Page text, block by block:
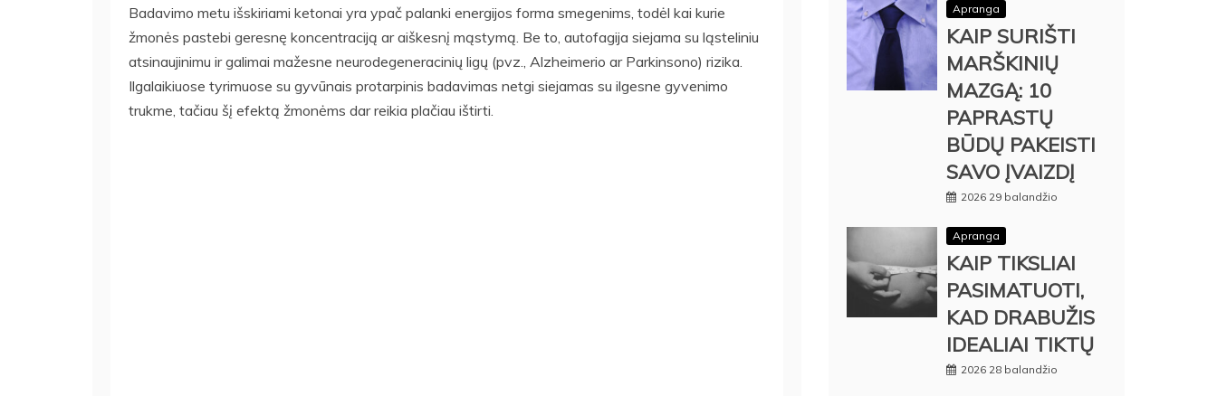
Badavimo metu išskiriami ketonai yra ypač palanki energijos forma smegenims, todėl kai kurie
žmonės pastebi geresnę koncentraciją ar aiškesnį mąstymą. Be to, autofagija siejama su ląsteliniu
atsinaujinimu ir galimai mažesne neurodegeneracinių ligų (pvz., Alzheimerio ar Parkinsono) rizika.
Ilgalaikiuose tyrimuose su gyvūnais protarpinis badavimas netgi siejamas su ilgesne gyvenimo
trukme, tačiau šį efektą žmonėms dar reikia plačiau ištirti.
Apranga
KAIP SURIŠTI
MARŠKINIŲ
MAZGĄ: 10
PAPRASTŲ
BŪDŲ PAKEISTI
SAVO ĮVAIZDĮ
2026 29 balandžio
Apranga
KAIP TIKSLIAI
PASIMATUOTI,
KAD DRABUŽIS
IDEALIAI TIKTŲ
2026 28 balandžio